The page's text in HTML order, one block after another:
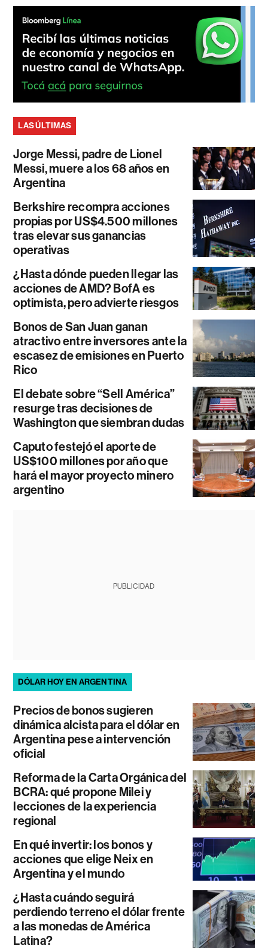
LAS ÚLTIMAS
Jorge Messi, padre de Lionel
Messi, muere a los 68 años en
Argentina
Berkshire recompra acciones
propias por US$4.500 millones
tras elevar sus ganancias
operativas
¿Hasta dónde pueden llegar las
acciones de AMD? BofA es
optimista, pero advierte riesgos
Bonos de San Juan ganan
atractivo entre inversores ante la
escasez de emisiones en Puerto
Rico
El debate sobre “Sell América”
resurge tras decisiones de
Washington que siembran dudas
Caputo festejó el aporte de
US$100 millones por año que
hará el mayor proyecto minero
argentino
PUBLICIDAD
DÓLAR HOY EN ARGENTINA
Precios de bonos sugieren
dinámica alcista para el dólar en
Argentina pese a intervención
oficial
Reforma de la Carta Orgánica del
BCRA: qué propone Milei y
lecciones de la experiencia
regional
En qué invertir: los bonos y
acciones que elige Neix en
Argentina y el mundo
¿Hasta cuándo seguirá
perdiendo terreno el dólar frente
a las monedas de América
Latina?